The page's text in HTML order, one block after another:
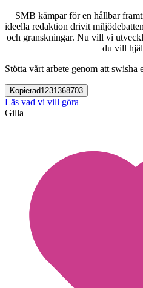
SMB kämpar för en hållbar
ideella redaktion drivit
och granskningar. Nu vill vi
du vill
Stötta vårt arbete genom att swisha
Kopierad1231368703
Läs vad vi vill göra
Gilla